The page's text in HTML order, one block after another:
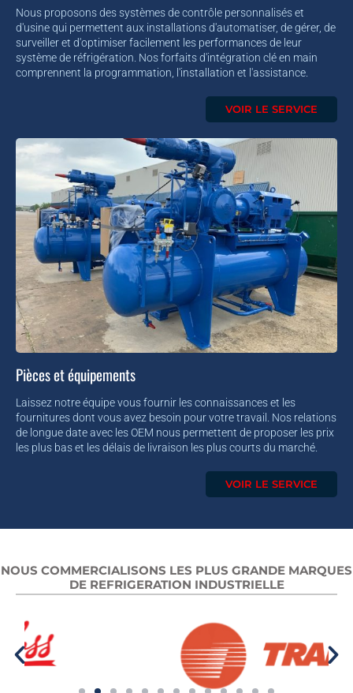
Nous proposons des systèmes de contrôle personnalisés et
d'usine qui permettent aux installations d'automatiser, de gérer, de
surveiller et d'optimiser facilement les performances de leur
système de réfrigération. Nos forfaits d'intégration clé en main
comprennent la programmation, l'installation et l'assistance.
VOIR LE SERVICE
Pièces et équipements
Laissez notre équipe vous fournir les connaissances et les
fournitures dont vous avez besoin pour votre travail. Nos relations
de longue date avec les OEM nous permettent de proposer les prix
les plus bas et les délais de livraison les plus courts du marché.
VOIR LE SERVICE
NOUS COMMERCIALISONS LES PLUS GRANDE MARQUES
DE REFRIGERATION INDUSTRIELLE